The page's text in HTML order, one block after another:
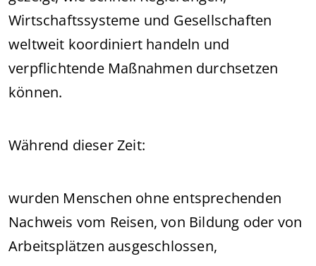
Wirtschaftssysteme und Gesellschaften
weltweit koordiniert handeln und
verpflichtende Maßnahmen durchsetzen
können.
Während dieser Zeit:
wurden Menschen ohne entsprechenden
Nachweis vom Reisen, von Bildung oder von
Arbeitsplätzen ausgeschlossen,